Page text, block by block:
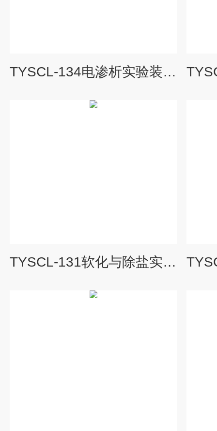
TYSCL-134电渗析实验装置|水处理工程实验装置
TYSCL-131软化与除盐实验装置|水处理工程实验装置